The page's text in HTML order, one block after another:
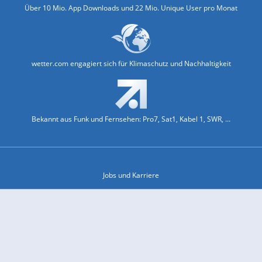
Über 10 Mio. App Downloads und 22 Mio. Unique User pro Monat
wetter.com engagiert sich für Klimaschutz und Nachhaltigkeit
Bekannt aus Funk und Fernsehen: Pro7, Sat1, Kabel 1, SWR, ...
Jobs und Karriere